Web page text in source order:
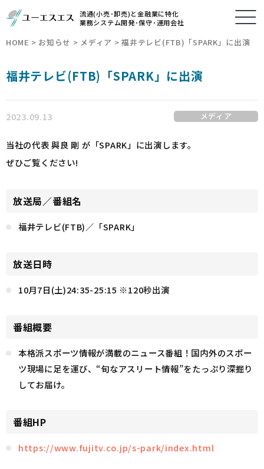
流通(小売･卸売)と金融業に特化
業務システム開発･保守･運用会社
HOME > お知らせ > メディア >福井テレビ(FTB)「SPARK」に出演
福井テレビ(FTB)「SPARK」に出演
2023.09.13 メディア
当社の代表 與良 剛 が「SPARK」に出演します。
ぜひご覧ください!
放送局／番組名
福井テレビ(FTB)／「SPARK」
放送日時
10月7日(土)24:35-25:15 ※120秒出演
番組概要
本格派スポーツ情報が満載のニュース番組！国内外のスポー
ツ現場に足を運び、“旬なアスリート情報”をたっぷり深掘り
してお届け。
番組HP
https://www.fujitv.co.jp/s-park/index.html